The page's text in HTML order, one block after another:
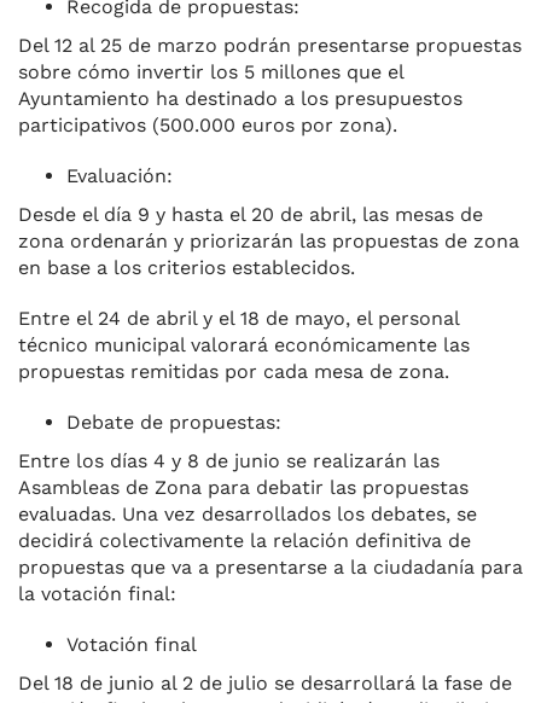
Recogida de propuestas:
Del 12 al 25 de marzo podrán presentarse propuestas
sobre cómo invertir los 5 millones que el
Ayuntamiento ha destinado a los presupuestos
participativos (500.000 euros por zona).
Evaluación:
Desde el día 9 y hasta el 20 de abril, las mesas de
zona ordenarán y priorizarán las propuestas de zona
en base a los criterios establecidos.
Entre el 24 de abril y el 18 de mayo, el personal
técnico municipal valorará económicamente las
propuestas remitidas por cada mesa de zona.
Debate de propuestas:
Entre los días 4 y 8 de junio se realizarán las
Asambleas de Zona para debatir las propuestas
evaluadas. Una vez desarrollados los debates, se
decidirá colectivamente la relación definitiva de
propuestas que va a presentarse a la ciudadanía para
la votación final:
Votación final
Del 18 de junio al 2 de julio se desarrollará la fase de